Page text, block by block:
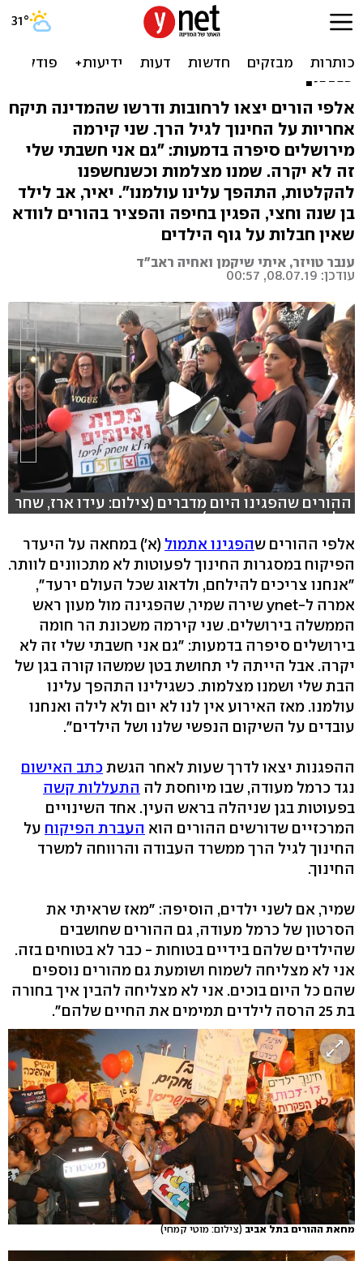
ההורים מחו ברחובות: "יש
טרור במקום שצריך להיות הכי
מוגן"
אלפי הורים יצאו לרחובות ודרשו שהמדינה תיקח
אחריות על החינוך לגיל הרך. שני קירמה
מירושלים סיפרה בדמעות: "גם אני חשבתי שלי
זה לא יקרה. שמנו מצלמות וכשנחשפנו
להקלטות, התהפך עלינו עולמנו". יאיר, אב לילד
בן שנה וחצי, הפגין בחיפה והפציר בהורים לוודא
שאין חבלות על גוף הילדים
ענבר טויזר, איתי שיקמן ואחיה ראב"ד
עודכן: 08.07.19, 00:57
ההורים שהפגינו היום מדברים (צילום: עידו ארז, שחר
גולדשטיין, משה מזרחי)
אלפי ההורים שהפגינו אתמול (א') במחאה על היעדר
הפיקוח במסגרות החינוך לפעוטות לא מתכוונים לוותר.
"אנחנו צריכים להילחם, ולדאוג שכל העולם ירעד",
אמרה ל-ynet שירה שמיר, שהפגינה מול מעון ראש
הממשלה בירושלים. שני קירמה משכונת הר חומה
בירושלים סיפרה בדמעות: "גם אני חשבתי שלי זה לא
יקרה. אבל הייתה לי תחושת בטן שמשהו קורה בגן של
הבת שלי ושמנו מצלמות. כשגילינו התהפך עלינו
עולמנו. מאז האירוע אין לנו לא יום ולא לילה ואנחנו
עובדים על השיקום הנפשי שלנו ושל הילדים".
ההפגנות יצאו לדרך שעות לאחר הגשתכתב האישום
נגד כרמל מעודה, שבו מיוחסת לה התעללות קשה
בפעוטות בגן שניהלה בראש העין. אחד השינויים
המרכזיים שדורשים ההורים הוא העברת הפיקוח על
החינוך לגיל הרך ממשרד העבודה והרווחה למשרד
החינוך.
שמיר, אם לשני ילדים, הוסיפה: "מאז שראיתי את
הסרטון של כרמל מעודה, גם ההורים שחושבים
שהילדים שלהם בידיים בטוחות - כבר לא בטוחים בזה.
אני לא מצליחה לשמוח ושומעת גם מהורים נוספים
שהם כל היום בוכים. אני לא מצליחה להבין איך בחורה
בת 25 הרסה לילדים תמימים את החיים שלהם".
מחאת ההורים בתל אביב(צילום: מוטי קמחי)